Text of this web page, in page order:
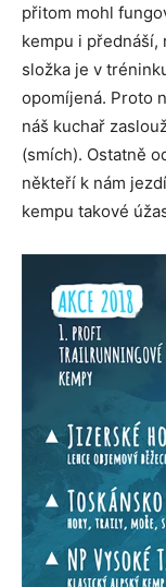
přitom mohl
kempu i
složka je v
opomíjená. Proto
náš kuchař
(smích). Ostatně
někteří k nám
kempu takové